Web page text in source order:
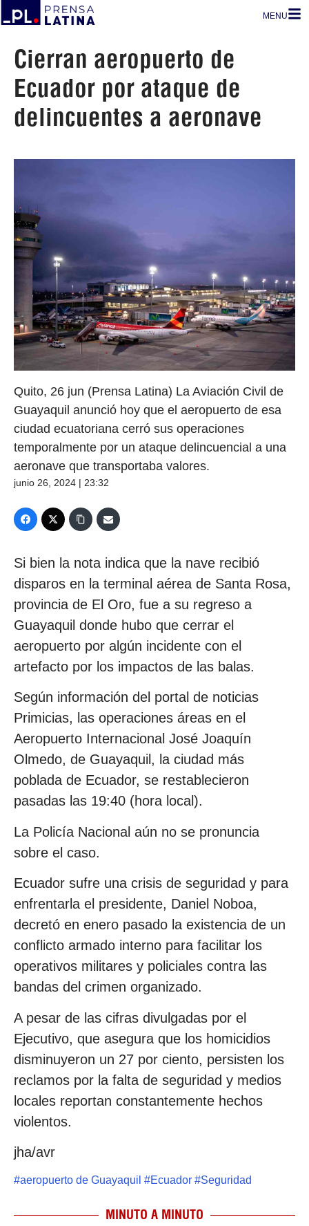
MENU
Cierran aeropuerto de
Ecuador por ataque de
delincuentes a aeronave
Quito, 26 jun (Prensa Latina) La Aviación Civil de
Guayaquil anunció hoy que el aeropuerto de esa
ciudad ecuatoriana cerró sus operaciones
temporalmente por un ataque delincuencial a una
aeronave que transportaba valores.
junio 26, 2024 | 23:32
Si bien la nota indica que la nave recibió
disparos en la terminal aérea de Santa Rosa,
provincia de El Oro, fue a su regreso a
Guayaquil donde hubo que cerrar el
aeropuerto por algún incidente con el
artefacto por los impactos de las balas.
Según información del portal de noticias
Primicias, las operaciones áreas en el
Aeropuerto Internacional José Joaquín
Olmedo, de Guayaquil, la ciudad más
poblada de Ecuador, se restablecieron
pasadas las 19:40 (hora local).
La Policía Nacional aún no se pronuncia
sobre el caso.
Ecuador sufre una crisis de seguridad y para
enfrentarla el presidente, Daniel Noboa,
decretó en enero pasado la existencia de un
conflicto armado interno para facilitar los
operativos militares y policiales contra las
bandas del crimen organizado.
A pesar de las cifras divulgadas por el
Ejecutivo, que asegura que los homicidios
disminuyeron un 27 por ciento, persisten los
reclamos por la falta de seguridad y medios
locales reportan constantemente hechos
violentos.
jha/avr
#aeropuerto de Guayaquil #Ecuador #Seguridad
MINUTO A MINUTO